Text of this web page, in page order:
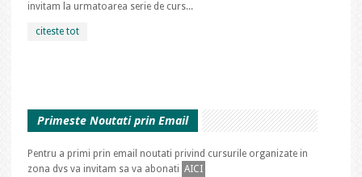
invitam la urmatoarea serie de curs...
citeste tot
Primeste Noutati prin Email
Pentru a primi prin email noutati privind cursurile organizate in
zona dvs va invitam sa va abonati AICI